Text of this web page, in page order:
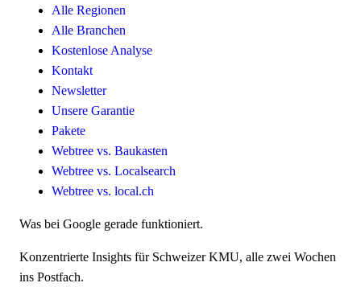
Alle Regionen
Alle Branchen
Kostenlose Analyse
Kontakt
Newsletter
Unsere Garantie
Pakete
Webtree vs. Baukasten
Webtree vs. Localsearch
Webtree vs. local.ch
Was bei Google gerade funktioniert.
Konzentrierte Insights für Schweizer KMU, alle zwei Wochen
ins Postfach.